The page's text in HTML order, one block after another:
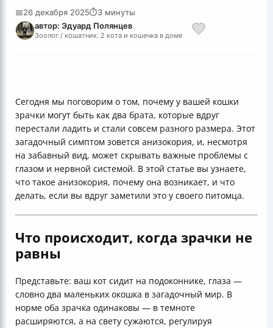
📅26 декабря 2025⏱3 минуты
автор: Эдуард Полянцев
Зоолог / кошатник: 2 кота и кошечка в доме
Сегодня мы поговорим о том, почему у вашей кошки
зрачки могут быть как два брата, которые вдруг
перестали ладить и стали совсем разного размера. Этот
загадочный симптом зовется анизокория, и, несмотря
на забавный вид, может скрывать важные проблемы с
глазом и нервной системой. В этой статье вы узнаете,
что такое анизокория, почему она возникает, и что
делать, если вы вдруг заметили это у своего питомца.
Что происходит, когда зрачки не
равны
Представьте: ваш кот сидит на подоконнике, глаза —
словно два маленьких окошка в загадочный мир. В
норме оба зрачка одинаковы — в темноте
расширяются, а на свету сужаются, регулируя